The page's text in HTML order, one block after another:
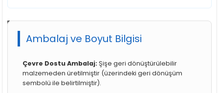
Ambalaj ve Boyut Bilgisi
Çevre Dostu Ambalaj: Şişe geri dönüştürülebilir
malzemeden üretilmiştir (üzerindeki geri dönüşüm
sembolü ile belirtilmiştir).